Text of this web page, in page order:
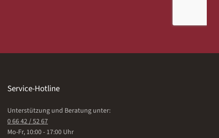
Service-Hotline
Unterstützung und Beratung unter:
0 66 42 / 52 67
Mo-Fr, 10:00 - 17:00 Uhr